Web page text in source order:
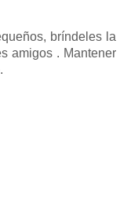
bríndeles la
amigos. Mantener